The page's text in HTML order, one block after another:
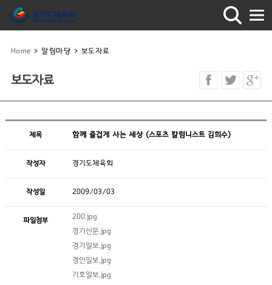
Home > 알림마당 > 보도자료
보도자료
제목 함께 즐겁게 사는 세상 (스포츠 칼럼니스트 김희수)
작성자 경기도체육회
작성일 2009/03/03
파일첨부
200.jpg
경기신문.jpg
경기일보.jpg
경인일보.jpg
기호일보.jpg